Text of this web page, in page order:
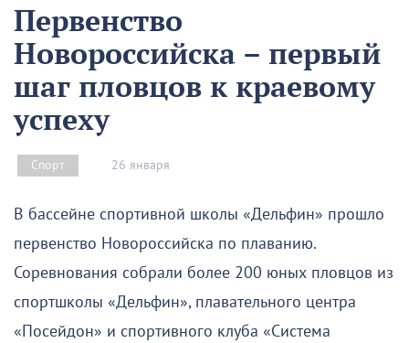
Первенство
Новороссийска – первый
шаг пловцов к краевому
успеху
Спорт 26 января
В бассейне спортивной школы «Дельфин» прошло
первенство Новороссийска по плаванию.
Соревнования собрали более 200 юных пловцов из
спортшколы «Дельфин», плавательного центра
«Посейдон» и спортивного клуба «Система